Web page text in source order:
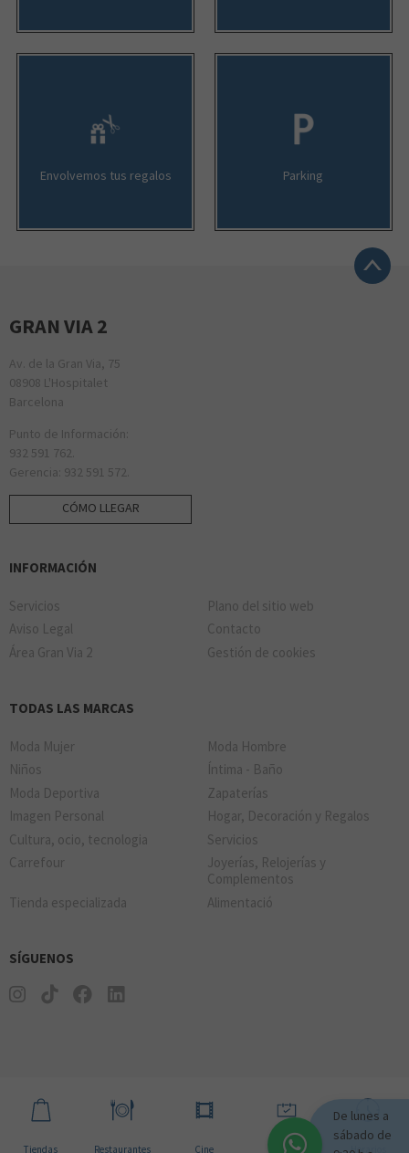
Envolvemos tus regalos Parking
GRAN VIA 2
Av. de la Gran Via, 75
08908 L'Hospitalet
Barcelona
Punto de Información:
932 591 762.
Gerencia: 932 591 572.
CÓMO LLEGAR
INFORMACIÓN
Servicios
Plano del sitio web
Aviso Legal
Contacto
Área Gran Via 2
Gestión de cookies
TODAS LAS MARCAS
Moda Mujer
Moda Hombre
Niños
Íntima - Baño
Moda Deportiva
Zapaterías
Imagen Personal
Hogar, Decoración y Regalos
Cultura, ocio, tecnologia
Servicios
Carrefour
Joyerías, Relojerías y
Complementos
Tienda especializada
Alimentació
SÍGUENOS
Tiendas Restaurantes Cine Noticias Horarios
De lunes a
sábado de